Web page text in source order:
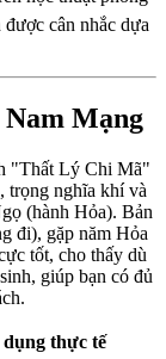
cân nhắc dựa
Mạng
"Thất Lý Chi Mã"
trọng nghĩa khí và
(hành Hỏa). Bản
đi), gặp năm Hỏa
tốt, cho thấy dù
giúp bạn có đủ
thực tế